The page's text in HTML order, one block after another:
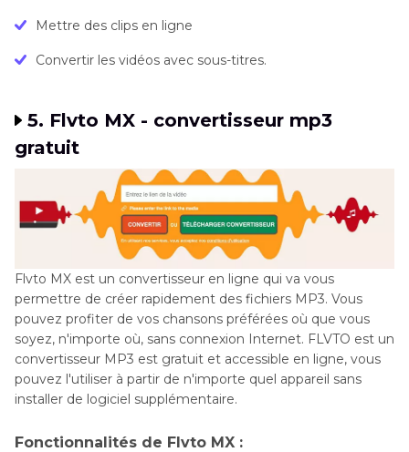
Mettre des clips en ligne
Convertir les vidéos avec sous-titres.
5. Flvto MX - convertisseur mp3
gratuit
Flvto MX est un convertisseur en ligne qui va vous
permettre de créer rapidement des fichiers MP3. Vous
pouvez profiter de vos chansons préférées où que vous
soyez, n'importe où, sans connexion Internet. FLVTO est un
convertisseur MP3 est gratuit et accessible en ligne, vous
pouvez l'utiliser à partir de n'importe quel appareil sans
installer de logiciel supplémentaire.
Fonctionnalités de Flvto MX :